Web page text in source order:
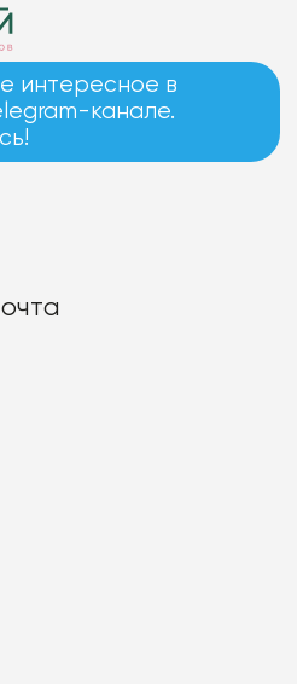
интересное в
канале.